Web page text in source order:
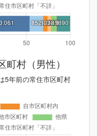
村（男性）
5年前の常住市区町村